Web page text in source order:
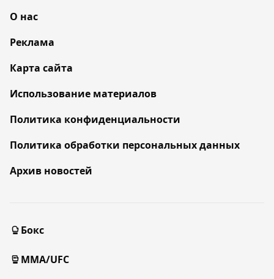
О нас
Реклама
Карта сайта
Использование материалов
Политика конфиденциальности
Политика обработки персональных данных
Архив новостей
Бокс
MMA/UFC